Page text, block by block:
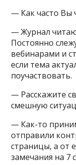
— Как часто Вы
— Журнал
Постоянно
вебинарами и
если тема
поучаствовать.
— Расскажите
смешную
— Как-то
отправили
страницы, а от
замечания на 7